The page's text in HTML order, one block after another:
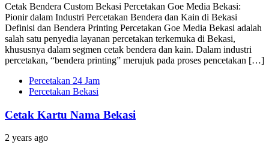
Cetak Bendera Custom Bekasi Percetakan Goe Media Bekasi:
Pionir dalam Industri Percetakan Bendera dan Kain di Bekasi
Definisi dan Bendera Printing Percetakan Goe Media Bekasi adalah
salah satu penyedia layanan percetakan terkemuka di Bekasi,
khususnya dalam segmen cetak bendera dan kain. Dalam industri
percetakan, “bendera printing” merujuk pada proses pencetakan […]
Percetakan 24 Jam
Percetakan Bekasi
Cetak Kartu Nama Bekasi
2 years ago